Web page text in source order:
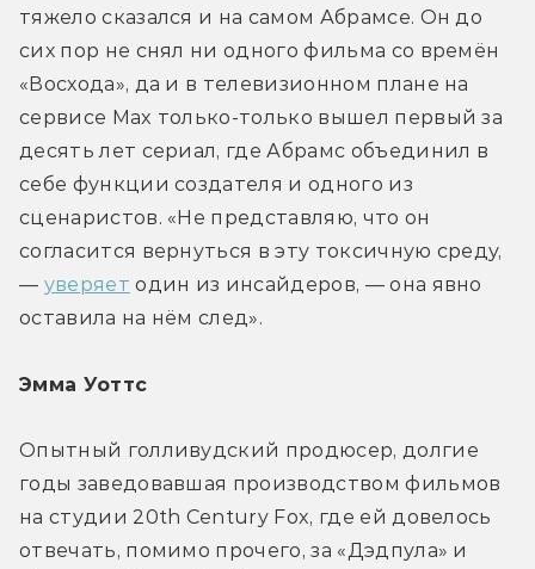
тяжело сказался и на самом Абрамсе. Он до
сих пор не снял ни одного фильма со времён
«Восхода», да и в телевизионном плане на
сервисе Max только-только вышел первый за
десять лет сериал, где Абрамс объединил в
себе функции создателя и одного из
сценаристов. «Не представляю, что он
согласится вернуться в эту токсичную среду,
— уверяет один из инсайдеров, — она явно
оставила на нём след».
Эмма Уоттс
Опытный голливудский продюсер, долгие
годы заведовавшая производством фильмов
на студии 20th Century Fox, где ей довелось
отвечать, помимо прочего, за «Дэдпула» и